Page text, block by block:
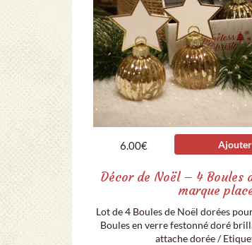
6.00€
Décor de Noël – 4 Boules
marque
Lot de 4 Boules de Noël dorées
Boules en verre festonné doré
attache dorée /